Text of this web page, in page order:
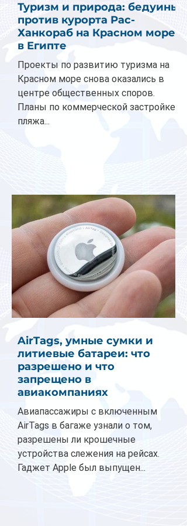
Туризм и природа: бедуины
против курорта Рас-
Ханкораб на Красном море
в Египте
Проекты по развитию туризма на
Красном море снова оказались в
центре общественных споров.
Планы по коммерческой застройке
пляжа...
AirTags, умные сумки и
литиевые батареи: что
разрешено и что
запрещено в
авиакомпаниях
Авиапассажиры с включенным
AirTags в багаже узнали о том,
разрешены ли крошечные
устройства слежения на рейсах.
Гаджет Apple был выпущен...